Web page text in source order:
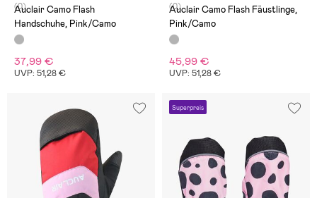
(0)
Auclair Camo Flash
Handschuhe, Pink/Camo
37,99 €
UVP: 51,28 €
(0)
Auclair Camo Flash Fäustlinge,
Pink/Camo
45,99 €
UVP: 51,28 €
Superpreis